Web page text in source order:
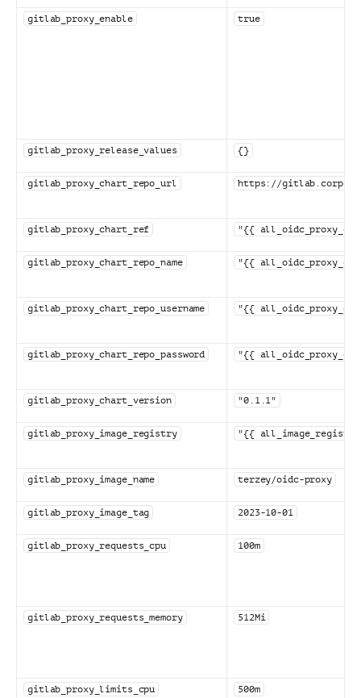
gitlab_proxy_enable true
gitlab_proxy_release_values {}
gitlab_proxy_chart_repo_url https://
gitlab_proxy_chart_ref "{{
gitlab_proxy_chart_repo_name "{{
gitlab_proxy_chart_repo_username "{{
gitlab_proxy_chart_repo_password "{{
gitlab_proxy_chart_version "0.1.1"
gitlab_proxy_image_registry "{{
gitlab_proxy_image_name terzey/oidc-proxy
gitlab_proxy_image_tag 2023-10-01
gitlab_proxy_requests_cpu 100m
gitlab_proxy_requests_memory 512Mi
gitlab_proxy_limits_cpu 500m